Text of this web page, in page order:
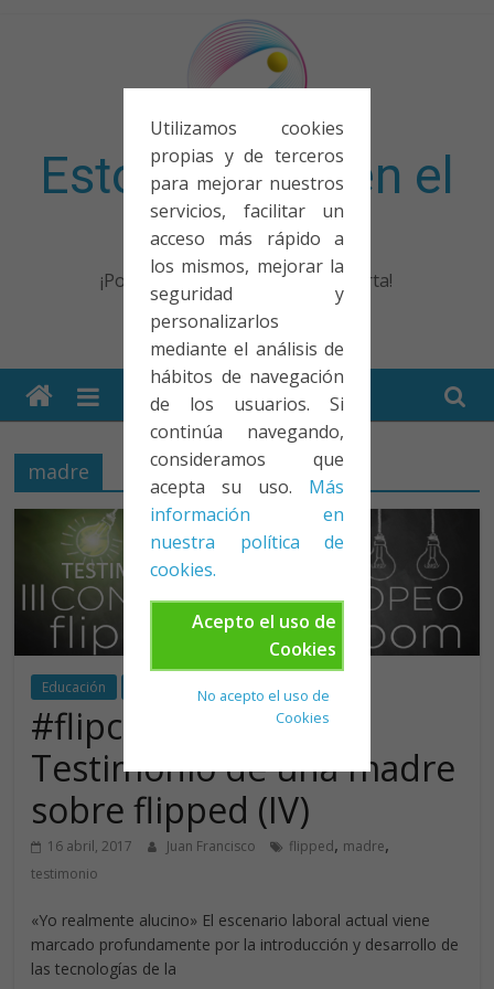
Utilizamos cookies
propias y de terceros
para mejorar nuestros
servicios, facilitar un
acceso más rápido a
los mismos, mejorar la
seguridad y
personalizarlos
mediante el análisis de
hábitos de navegación
de los usuarios. Si
continúa navegando,
consideramos que
acepta su uso. Más
información en
nuestra política de
cookies.
Acepto el uso de
Cookies
No acepto el uso de
Cookies
Esto no entra en el
examen
¡Porque no solo el examen importa!
madre
Educación Reflexión
#flipconspain17
Testimonio de una madre
sobre flipped (IV)
16 abril, 2017 Juan Francisco flipped, madre,
testimonio
«Yo realmente alucino» El escenario laboral actual viene
marcado profundamente por la introducción y desarrollo de
las tecnologías de la